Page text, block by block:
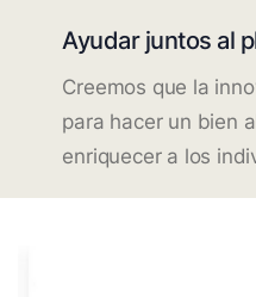
Ayudar juntos al
Creemos que la
para hacer un bien
enriquecer a los